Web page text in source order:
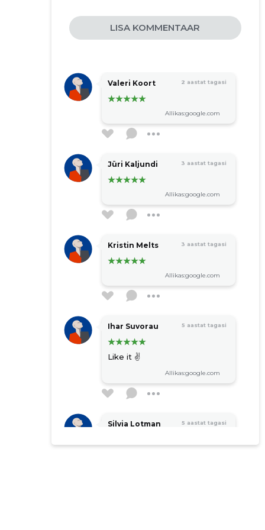
piirkondllikku elu edendav ühendus
keskkonnakaitse ühendus
LISA KOMMENTAAR
Valeri Koort 2 aastat tagasi
Allikas:google.com
Jüri Kaljundi 3 aastat tagasi
Allikas:google.com
Kristin Melts 3 aastat tagasi
Allikas:google.com
Ihar Suvorau 5 aastat tagasi
Like it ✌️
Allikas:google.com
Silvia Lotman 5 aastat tagasi